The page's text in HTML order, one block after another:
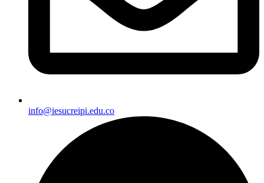
info@iesucreipi.edu.co